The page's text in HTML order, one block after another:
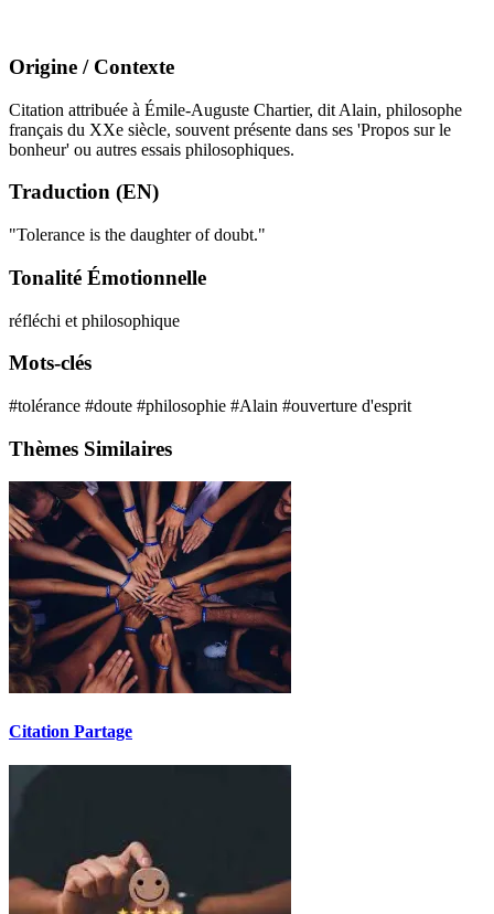
Origine / Contexte
Citation attribuée à Émile-Auguste Chartier, dit Alain, philosophe
français du XXe siècle, souvent présente dans ses 'Propos sur le
bonheur' ou autres essais philosophiques.
Traduction (EN)
"Tolerance is the daughter of doubt."
Tonalité Émotionnelle
réfléchi et philosophique
Mots-clés
#tolérance #doute #philosophie #Alain #ouverture d'esprit
Thèmes Similaires
Citation Partage